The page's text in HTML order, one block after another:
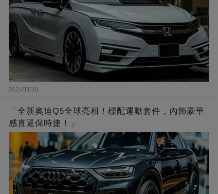
2024/11/18
「全新奧迪Q5全球亮相！標配運動套件，內飾豪華
感直逼保時捷！」